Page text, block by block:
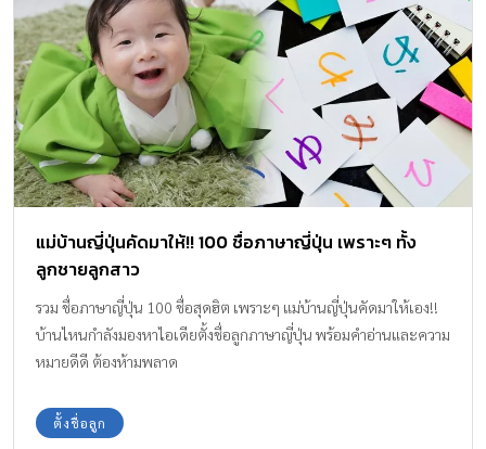
แม่บ้านญี่ปุ่นคัดมาให้!! 100 ชื่อภาษาญี่ปุ่น เพราะๆ ทั้ง
ลูกชายลูกสาว
รวม ชื่อภาษาญี่ปุ่น 100 ชื่อสุดฮิต เพราะๆ แม่บ้านญี่ปุ่นคัดมาให้เอง!!
บ้านไหนกำลังมองหาไอเดียตั้งชื่อลูกภาษาญี่ปุ่น พร้อมคำอ่านและความ
หมายดีดี ต้องห้ามพลาด
ตั้งชื่อลูก